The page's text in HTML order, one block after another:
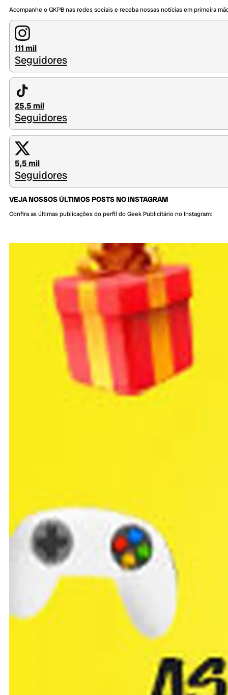
Acompanhe o GKPB nas redes sociais e receba nossas notícias em primeira
111 mil
Seguidores
25,5 mil
Seguidores
5,5 mil
Seguidores
VEJA NOSSOS ÚLTIMOS POSTS NO INSTAGRAM
Confira as últimas publicações do perfil do Geek Publicitário no Instagram: